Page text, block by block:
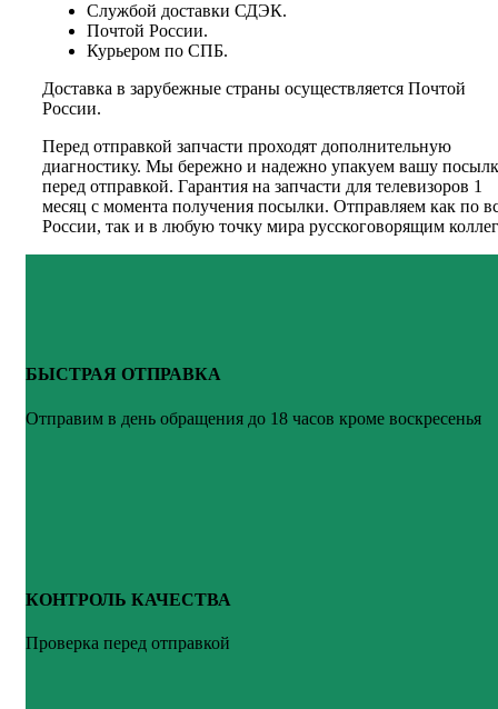
Службой доставки СДЭК.
Почтой России.
Курьером по СПБ.
Доставка в зарубежные страны осуществляется Почтой
России.
Перед отправкой запчасти проходят дополнительную
диагностику. Мы бережно и надежно упакуем вашу
перед отправкой. Гарантия на запчасти для телевизоров 1
месяц с момента получения посылки. Отправляем как по
России, так и в любую точку мира русскоговорящим
БЫСТРАЯ ОТПРАВКА
Отправим в день обращения до 18 часов кроме воскресенья
КОНТРОЛЬ КАЧЕСТВА
Проверка перед отправкой